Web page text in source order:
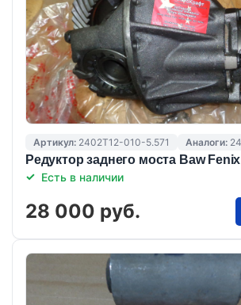
Артикул: 2402T12-010-5.571 Аналоги:
Редуктор заднего моста Baw
Есть в наличии
28 000 руб.